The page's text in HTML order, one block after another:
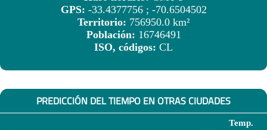
GPS: -33.4377756 ; -70.6504502
Territorio: 756950.0 km²
Población: 16746491
ISO, códigos: CL
PREDICCIÓN DEL TIEMPO EN OTRAS CIUDADES
Temp.